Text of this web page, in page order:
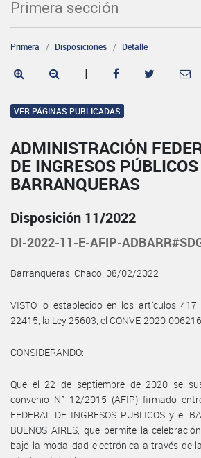
Primera sección
Primera Disposiciones Detalle
|
VER PÁGINAS PUBLICADAS
ADMINISTRACIÓN
DE INGRESOS
BARRANQUERAS
Disposición 11/2022
DI-2022-11-E-AFIP-
Barranqueras, Chaco, 08/02/2022
VISTO lo establecido en los artículos
22415, la Ley 25603, el CONVE-2020-
CONSIDERANDO:
Que el 22 de septiembre de 2020 se
convenio N° 12/2015 (AFIP) firmado
FEDERAL DE INGRESOS PUBLICOS y el
BUENOS AIRES, que permite la
bajo la modalidad electrónica a través de